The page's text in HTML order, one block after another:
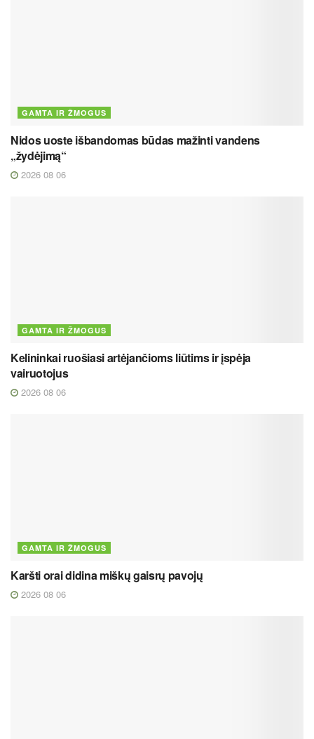
GAMTA IR ŽMOGUS
Nidos uoste išbandomas būdas mažinti vandens
„žydėjimą“
2026 08 06
GAMTA IR ŽMOGUS
Kelininkai ruošiasi artėjančioms liūtims ir įspėja
vairuotojus
2026 08 06
GAMTA IR ŽMOGUS
Karšti orai didina miškų gaisrų pavojų
2026 08 06